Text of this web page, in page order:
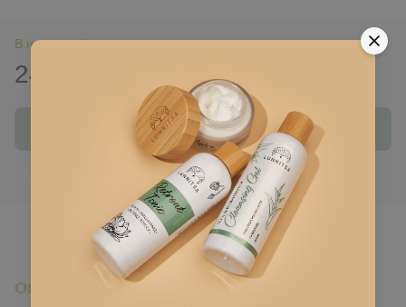
В наявності
245 грн
Купити
для відображення накопичувальної знижки
До обраного
Опис